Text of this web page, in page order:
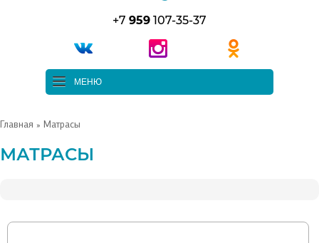
+7 959 107-35-37
МЕНЮ
Главная » Матрасы
МАТРАСЫ